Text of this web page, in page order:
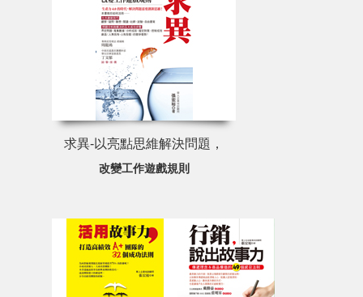
求異-以亮點思維解決問題，
改變工作遊戲規則